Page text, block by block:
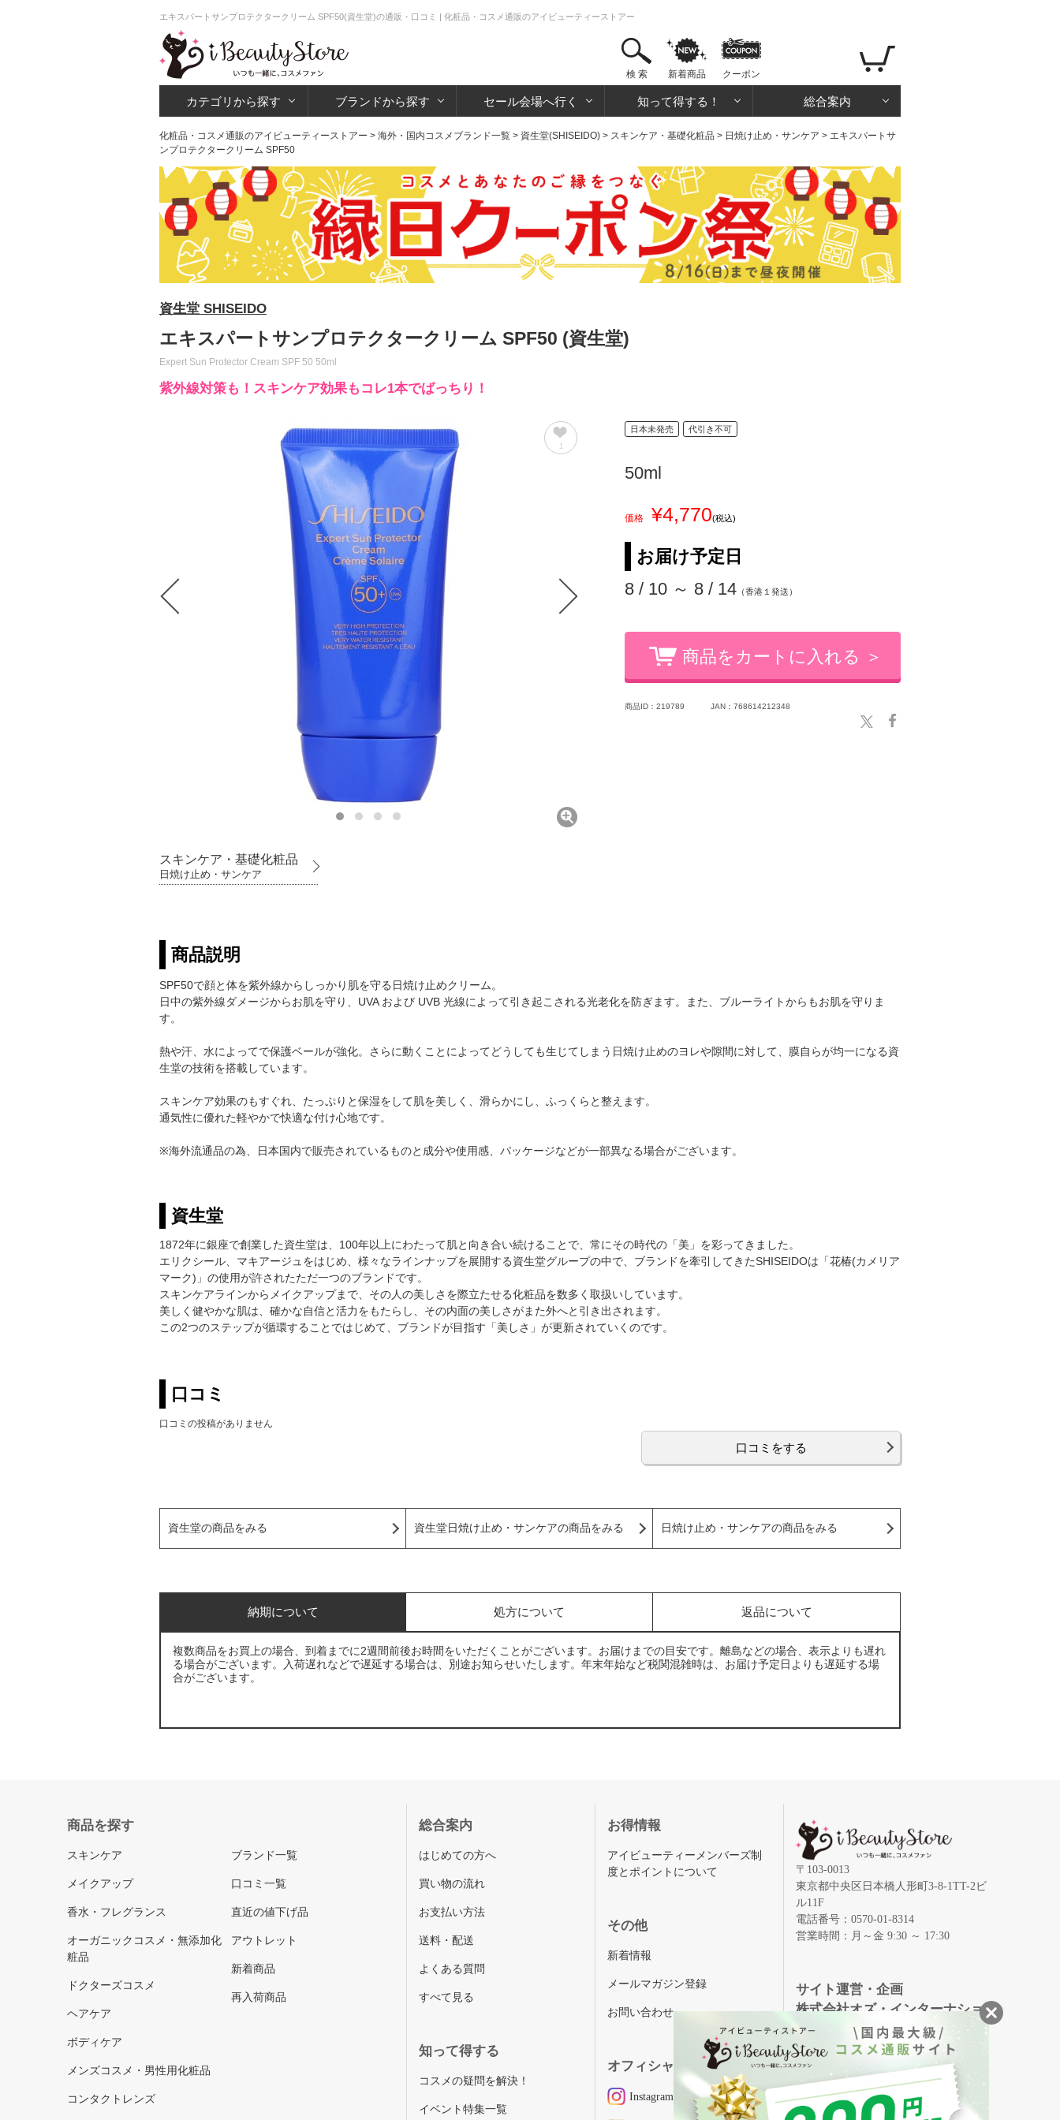
エキスパートサンプロテクタークリーム SPF50(資生堂)の通販・口コミ | 化粧品・コスメ通販のアイビューティーストアー
検 索 新着商品 クーポン
カテゴリから探す ブランドから探す セール会場へ行く 知って得する！ 総合案内
化粧品・コスメ通販のアイビューティーストアー > 海外・国内コスメブランド一覧 > 資生堂(SHISEIDO) > スキンケア・基礎化粧品 > 日焼け止め・サンケア > エキスパートサ
ンプロテクタークリーム SPF50
資生堂 SHISEIDO
エキスパートサンプロテクタークリーム SPF50 (資生堂)
Expert Sun Protector Cream SPF 50 50ml
紫外線対策も！スキンケア効果もコレ1本でばっちり！
スキンケア・基礎化粧品
日焼け止め・サンケア
日本未発売 代引き不可
50ml
価格 ¥4,770(税込)
お届け予定日
8 / 10 ～ 8 / 14 （香港１発送）
商品をカートに入れる ＞
商品ID：219789 JAN：768614212348
商品説明
SPF50で顔と体を紫外線からしっかり肌を守る日焼け止めクリーム。
日中の紫外線ダメージからお肌を守り、UVA および UVB 光線によって引き起こされる光老化を防ぎます。また、ブルーライトからもお肌を守りま
す。
熱や汗、水によってで保護ベールが強化。さらに動くことによってどうしても生じてしまう日焼け止めのヨレや隙間に対して、膜自らが均一になる資
生堂の技術を搭載しています。
スキンケア効果のもすぐれ、たっぷりと保湿をして肌を美しく、滑らかにし、ふっくらと整えます。
通気性に優れた軽やかで快適な付け心地です。
※海外流通品の為、日本国内で販売されているものと成分や使用感、パッケージなどが一部異なる場合がございます。
資生堂
1872年に銀座で創業した資生堂は、100年以上にわたって肌と向き合い続けることで、常にその時代の「美」を彩ってきました。
エリクシール、マキアージュをはじめ、様々なラインナップを展開する資生堂グループの中で、ブランドを牽引してきたSHISEIDOは「花椿(カメリア
マーク)」の使用が許されたただ一つのブランドです。
スキンケアラインからメイクアップまで、その人の美しさを際立たせる化粧品を数多く取扱いしています。
美しく健やかな肌は、確かな自信と活力をもたらし、その内面の美しさがまた外へと引き出されます。
この2つのステップが循環することではじめて、ブランドが目指す「美しさ」が更新されていくのです。
口コミ
口コミの投稿がありません
口コミをする
資生堂の商品をみる 資生堂日焼け止め・サンケアの商品をみる 日焼け止め・サンケアの商品をみる
納期について 処方について 返品について
複数商品をお買上の場合、到着までに2週間前後お時間をいただくことがございます。お届けまでの目安です。離島などの場合、表示よりも遅れ
る場合がございます。入荷遅れなどで遅延する場合は、別途お知らせいたします。年末年始など税関混雑時は、お届け予定日よりも遅延する場
合がございます。
商品を探す
スキンケア
メイクアップ
香水・フレグランス
オーガニックコスメ・無添加化
粧品
ドクターズコスメ
ヘアケア
ボディケア
メンズコスメ・男性用化粧品
コンタクトレンズ
ブランド一覧
口コミ一覧
直近の値下げ品
アウトレット
新着商品
再入荷商品
総合案内
はじめての方へ
買い物の流れ
お支払い方法
送料・配送
よくある質問
すべて見る
知って得する
コスメの疑問を解決！
イベント特集一覧
お得情報
アイビューティーメンバーズ制
度とポイントについて
その他
新着情報
メールマガジン登録
お問い合わせ
オフィシャルSNS
Instagram
〒103-0013
東京都中央区日本橋人形町3-8-1TT-2ビ
ル11F
電話番号：0570-01-8314
営業時間：月～金 9:30 ～ 17:30
サイト運営・企画
株式会社オズ・インターナショ
ナル
創業150年、英国伝統の最高級猪毛ハン
ドメイドヘアブラシ
メイソンピアソン